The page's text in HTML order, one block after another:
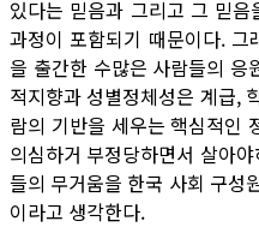
있다는 믿음과 그리고 그 믿
과정이 포함되기 때문이다.
을 출간한 수많은 사람들의 응
적지향과 성별정체성은 계급,
람의 기반을 세우는 핵심적인
의심하거 부정당하면서 살아
들의 무거움을 한국 사회 구성
이라고 생각한다.